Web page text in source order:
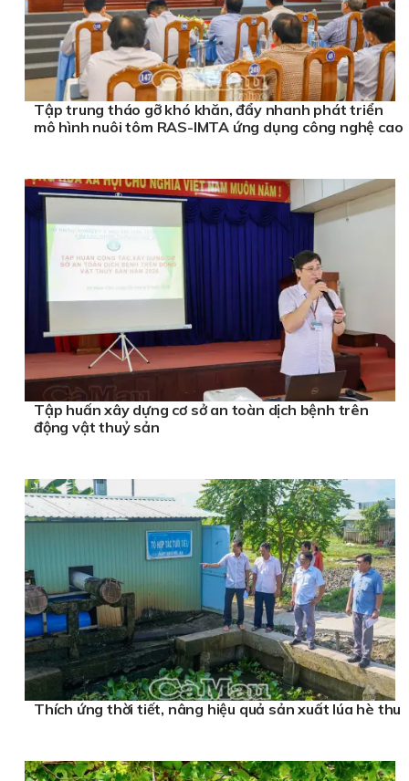
Tập trung tháo gỡ khó khăn, đẩy nhanh phát triển
mô hình nuôi tôm RAS-IMTA ứng dụng công nghệ cao
Tập huấn xây dựng cơ sở an toàn dịch bệnh trên
động vật thuỷ sản
Thích ứng thời tiết, nâng hiệu quả sản xuất lúa hè thu